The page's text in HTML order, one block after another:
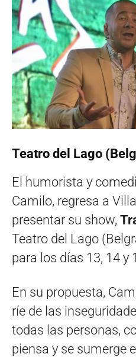
Teatro del Lago
El humorista y
Camilo, regresa a
presentar su show,
Teatro del Lago
para los días 13, 14 y
En su propuesta,
ríe de las
todas las personas,
piensa y se sumerge